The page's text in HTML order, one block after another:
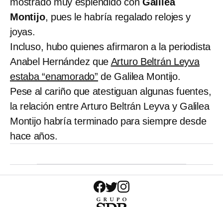
mostrado muy espléndido con Galilea
Montijo, pues le habría regalado relojes y
joyas.
Incluso, hubo quienes afirmaron a la periodista
Anabel Hernández que Arturo Beltrán Leyva
estaba “enamorado” de Galilea Montijo.
Pese al cariño que atestiguan algunas fuentes,
la relación entre Arturo Beltrán Leyva y Galilea
Montijo habría terminado para siempre desde
hace años.